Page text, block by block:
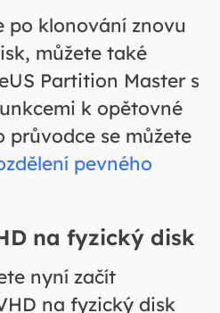
po klonování znovu
můžete také
Partition Master s
k opětovné
průvodce se můžete
pevného
na fyzický disk
nyní začít
na fyzický disk